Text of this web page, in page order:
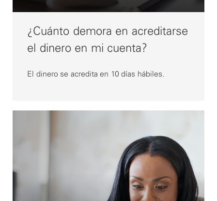
¿Cuánto demora en acreditarse
el dinero en mi cuenta?
El dinero se acredita en 10 días hábiles.